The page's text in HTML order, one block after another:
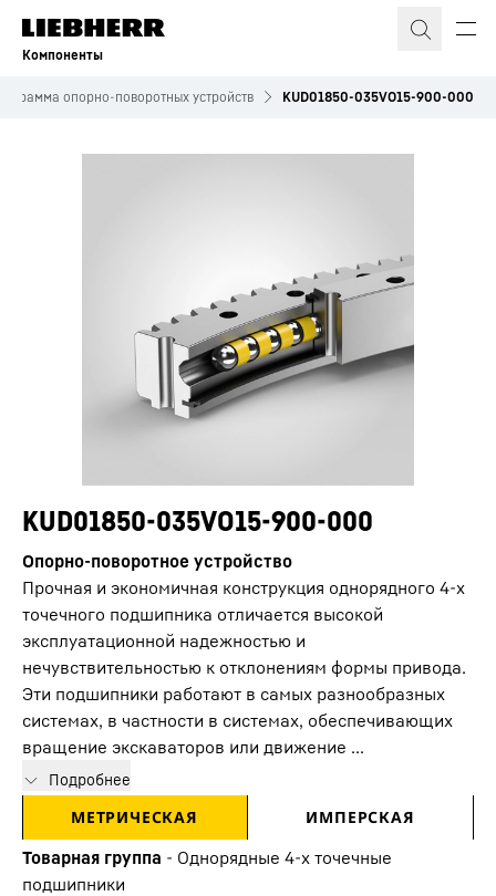
Компоненты
опорно-поворотных устройств KUD01850-035VO15-900-000
KUD01850-035VO15-900-000
Опорно-поворотное устройство
Прочная и экономичная конструкция однорядного 4-х
точечного подшипника отличается высокой
эксплуатационной надежностью и
нечувствительностью к отклонениям формы привода.
Эти подшипники работают в самых разнообразных
системах, в частности в системах, обеспечивающих
вращение экскаваторов или движение ...
Подробнее
МЕТРИЧЕСКАЯ ИМПЕРСКАЯ
Товарная группа - Oднорядные 4-х точечные
подшипники